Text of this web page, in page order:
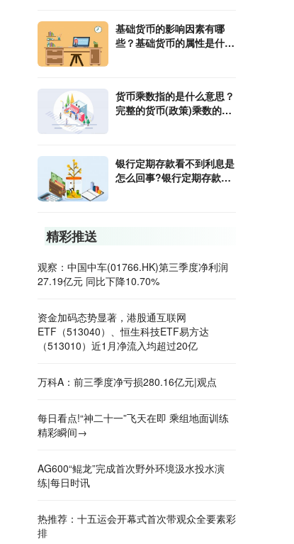
基础货币的影响因素有哪
些？基础货币的属性是什
货币乘数指的是什么意思？
完整的货币(政策)乘数的计
银行定期存款看不到利息是
怎么回事?银行定期存款利
精彩推送
观察：中国中车(01766.HK)第三季度净利润
27.19亿元 同比下降10.70%
资金加码态势显著，港股通互联网
ETF（513040）、恒生科技ETF易方达
（513010）近1月净流入均超过20亿
万科A：前三季度净亏损280.16亿元|观点
每日看点!“神二十一”飞天在即 乘组地面训练
精彩瞬间→
AG600“鲲龙”完成首次野外环境汲水投水演
练|每日时讯
热推荐：十五运会开幕式首次带观众全要素彩
排